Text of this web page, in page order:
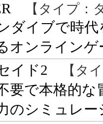
【タイプ
ダイブで時
オンライン
イド2
【タ
要で本格的
のシミュレ